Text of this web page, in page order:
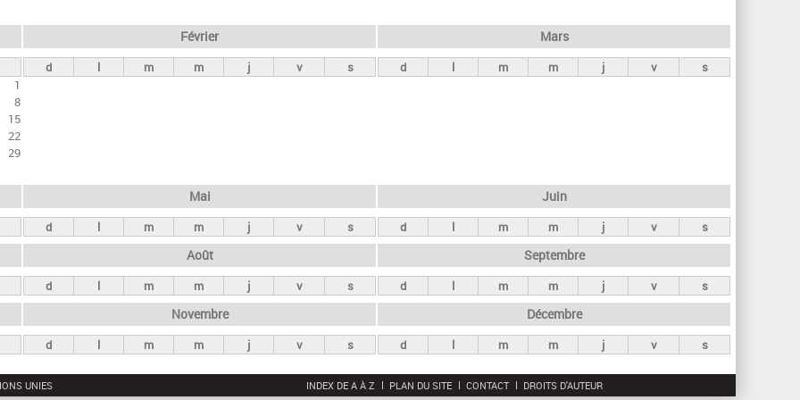
r
c
1
8
15
22
29
Février
d l m m j v s
Mars
d l m m j v s
Mai
d l m m j v s
Juin
d l m m j v s
Août
d l m m j v s
Septembre
d l m m j v s
Novembre
d l m m j v s
Décembre
d l m m j v s
UNIES INDEX DE A À Z PLAN DU SITE CONTACT DROITS D'AUTEUR